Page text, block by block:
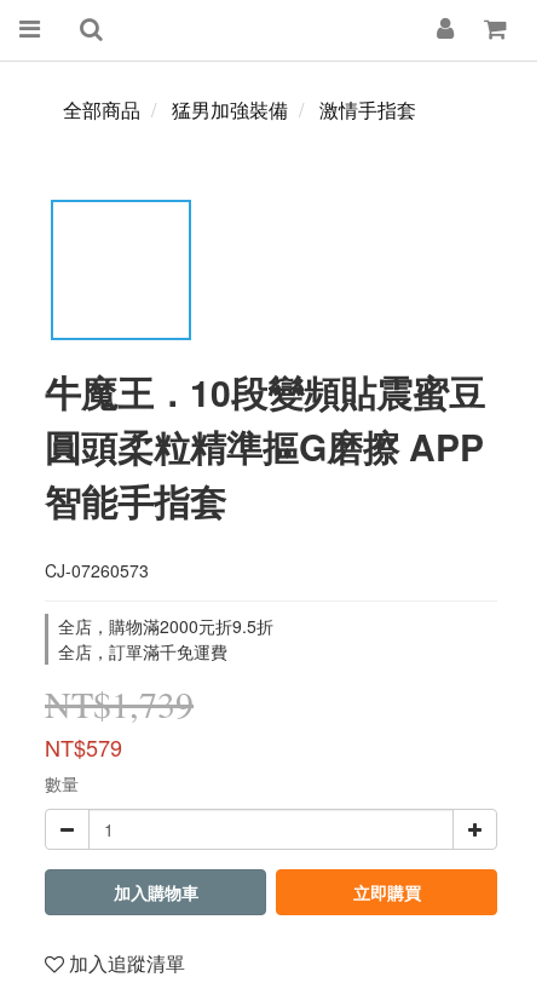
全部商品 猛男加強裝備 激情手指套
牛魔王．10段變頻貼震蜜豆
圓頭柔粒精準摳G磨擦 APP
智能手指套
CJ-07260573
全店，購物滿2000元折9.5折
全店，訂單滿千免運費
NT$1,739
NT$579
數量
加入購物車 立即購買
加入追蹤清單